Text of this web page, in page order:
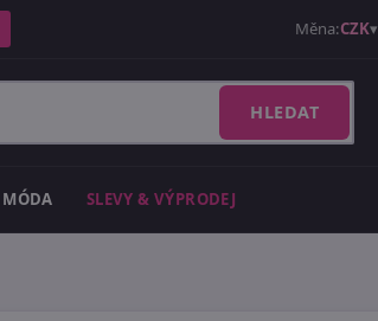
Měna:CZK
HLEDAT
MÓDA SLEVY & VÝPRODEJ